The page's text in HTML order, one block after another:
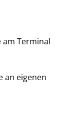
Terminal
an eigenen